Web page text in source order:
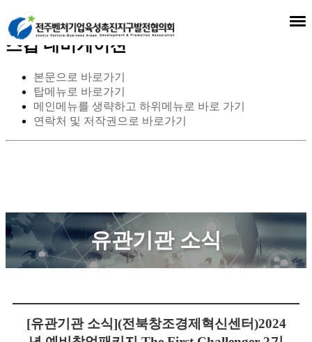
스킵 네비게이션
본문으로 바로가기
탑메뉴로 바로가기
메인메뉴를 생략하고 하위메뉴로 바로 가기
연락처 및 저작권으로 바로가기
유관기관 소식
[유관기관 소식](전북창조경제혁신센터)2024